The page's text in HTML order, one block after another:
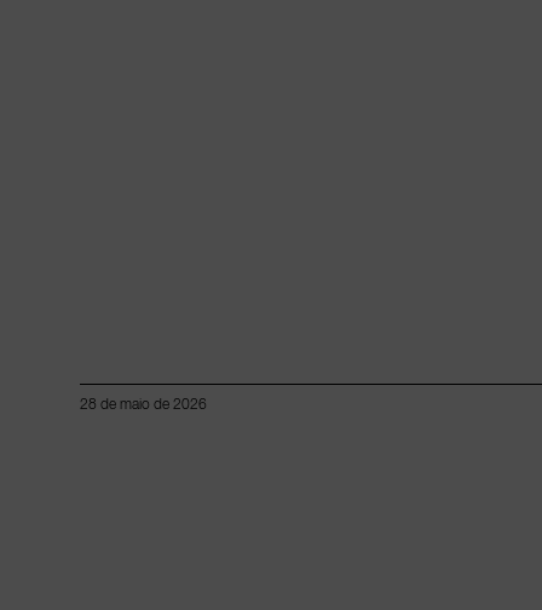
28 de maio de 2026